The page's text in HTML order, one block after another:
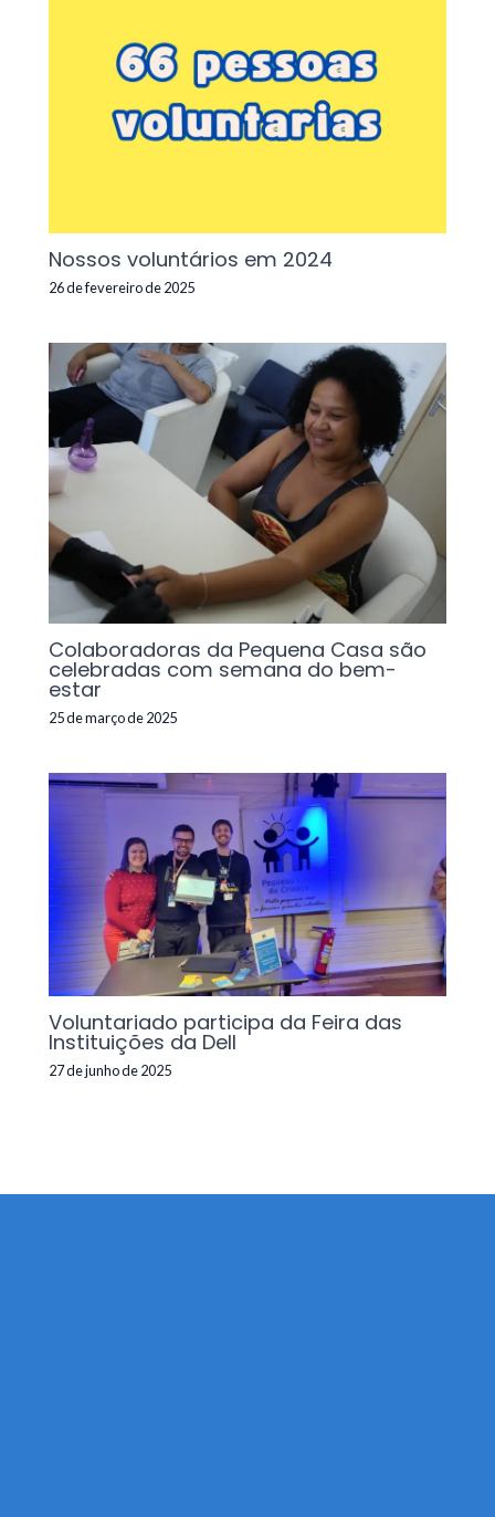
Nossos voluntários em 2024
26 de fevereiro de 2025
Colaboradoras da Pequena Casa são
celebradas com semana do bem-
estar
25 de março de 2025
Voluntariado participa da Feira das
Instituições da Dell
27 de junho de 2025